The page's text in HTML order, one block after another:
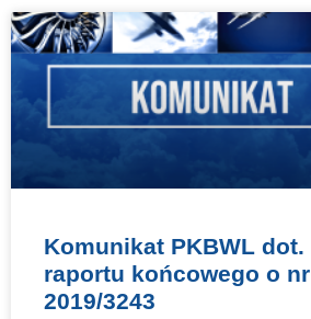
Komunikat PKBWL dot.
raportu końcowego o nr
2019/3243